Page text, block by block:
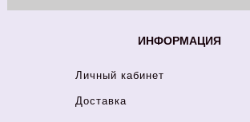
ИНФОРМАЦИЯ
Личный кабинет
Доставка